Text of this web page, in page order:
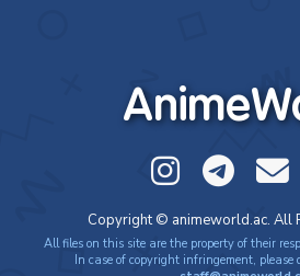
Copyright © animeworld.ac. All
All files on this site are the property of their
In case of copyright infringement, please